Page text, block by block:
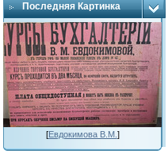
Последняя Картинка
[Евдокимова В.М. ]